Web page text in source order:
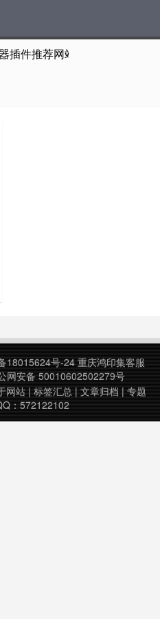
插件推荐网站，非Google
18015624号-24 重庆鸿印集客服
网安备 50010602502279号
网站| 标签汇总| 文章归档 | 专题
：572122102